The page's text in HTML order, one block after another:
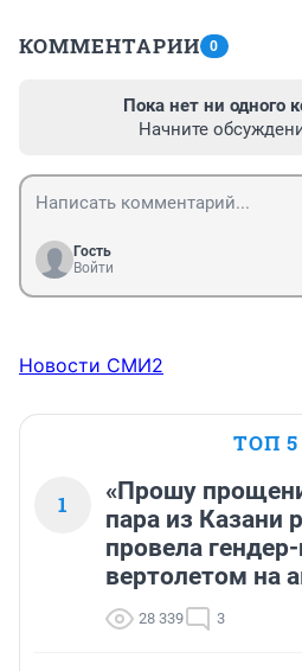
КОММЕНТАРИИ 0
Пока нет ни одного
Начните
Гость
Войти
Новости СМИ2
ТОП 5
1
«Прошу
пара из Казани
провела
вертолетом на
28 339 3